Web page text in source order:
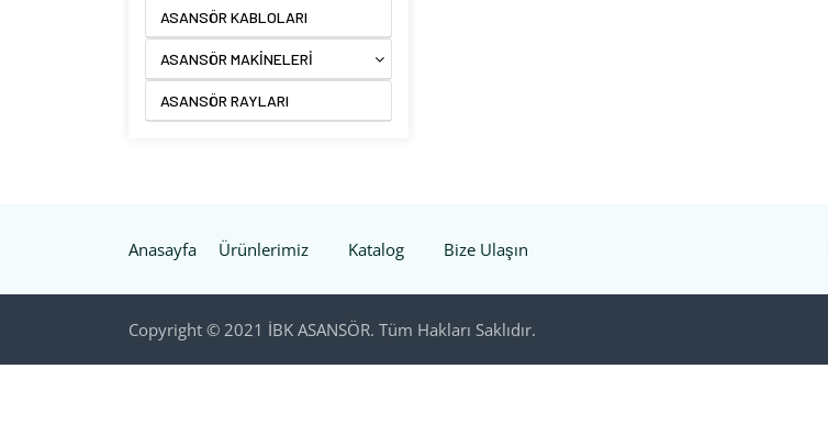
ASANSÖR KABLOLARI
ASANSÖR MAKİNELERİ
ASANSÖR RAYLARI
Anasayfa Ürünlerimiz Katalog Bize Ulaşın
Copyright © 2021 İBK ASANSÖR. Tüm Hakları Saklıdır.